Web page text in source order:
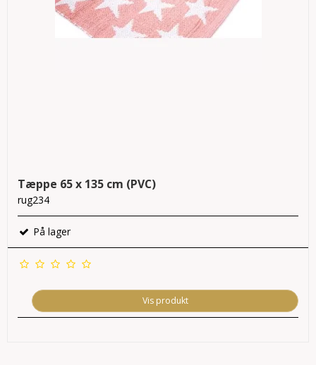
Tæppe 65 x 135 cm (PVC)
rug234
På lager
Vis produkt